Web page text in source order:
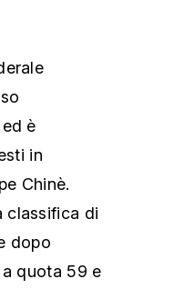
è
in
Chinè.
classifica di
dopo
quota 59 e